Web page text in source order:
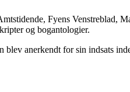
Fyens Venstreblad,
og bogantologier.
anerkendt for sin indsats